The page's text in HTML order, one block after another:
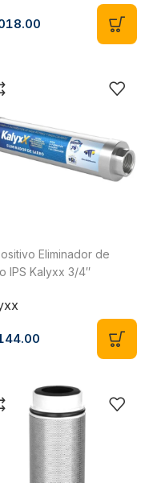
Eliminador de
IPS Kalyxx 3/4″